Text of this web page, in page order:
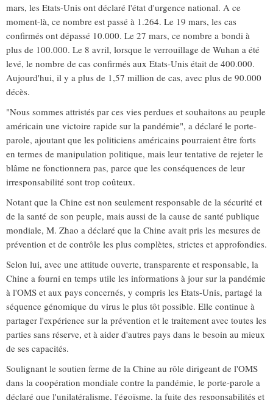
mars, les Etats-Unis ont déclaré l'état d'urgence national. A ce
moment-là, ce nombre est passé à 1.264. Le 19 mars, les cas
confirmés ont dépassé 10.000. Le 27 mars, ce nombre a bondi à
plus de 100.000. Le 8 avril, lorsque le verrouillage de Wuhan a été
levé, le nombre de cas confirmés aux Etats-Unis était de 400.000.
Aujourd'hui, il y a plus de 1,57 million de cas, avec plus de 90.000
décès.
"Nous sommes attristés par ces vies perdues et souhaitons au peuple
américain une victoire rapide sur la pandémie", a déclaré le porte-
parole, ajoutant que les politiciens américains pourraient être forts
en termes de manipulation politique, mais leur tentative de rejeter le
blâme ne fonctionnera pas, parce que les conséquences de leur
irresponsabilité sont trop coûteux.
Notant que la Chine est non seulement responsable de la sécurité et
de la santé de son peuple, mais aussi de la cause de santé publique
mondiale, M. Zhao a déclaré que la Chine avait pris les mesures de
prévention et de contrôle les plus complètes, strictes et approfondies.
Selon lui, avec une attitude ouverte, transparente et responsable, la
Chine a fourni en temps utile les informations à jour sur la pandémie
à l'OMS et aux pays concernés, y compris les Etats-Unis, partagé la
séquence génomique du virus le plus tôt possible. Elle continue à
partager l'expérience sur la prévention et le traitement avec toutes les
parties sans réserve, et à aider d'autres pays dans le besoin au mieux
de ses capacités.
Soulignant le soutien ferme de la Chine au rôle dirigeant de l'OMS
dans la coopération mondiale contre la pandémie, le porte-parole a
déclaré que l'unilatéralisme, l'égoïsme, la fuite des responsabilités et